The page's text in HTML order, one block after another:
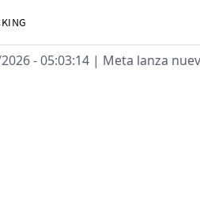
05:03:14| Meta lanza nueva
de